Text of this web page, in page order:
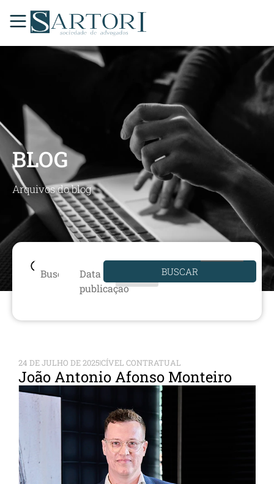
BLOG
Arquivos do blog
Data de
publicação
BUSCAR
24 DE JULHO DE 2025CÍVEL CONTRATUAL
João Antonio Afonso Monteiro